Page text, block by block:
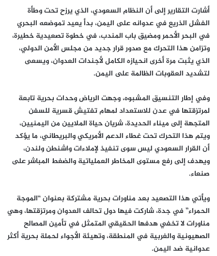
أشارت التقارير إلى أن النظام السعودي، الذي يرزح تحت وطأة
الفشل الذريع في عدوانه على اليمن، بدأ يعيد تموضعه البحري
في البحر الأحمر ومضيق باب المندب، في خطوة تصعيدية خطيرة،
وتزامن هذا التحرك مع صدور قرار جديد من مجلس الأمن الدولي،
الذي يثبت مرة أخرى انحيازه الكامل لأجندات العدوان، ويسعى
لتشديد العقوبات الظالمة على اليمن.
وفي إطار التنسيق المشبوه، وجهت الرياض وحدات بحرية تابعة
لمرتزقتها في عدن للاستعداد لمهام تفتيش قسرية للسفن
المتجهة إلى ميناء الحديدة، شريان حياة الملايين من اليمنيين،
ويتم هذا التحرك تحت غطاء الدعم الأمريكي والبريطاني، ما يؤكد
أن القرار السعودي ليس سوى تنفيذ لإملاءات واشنطن ولندن،
ويهدف إلى رفع مستوى المخاطر العملياتية والضغط المباشر على
صنعاء.
ويأتي هذا التصعيد بعد مناورات بحرية مشتركة بعنوان “الموجة
الحمراء” في جدة، شاركت فيها دول تحالف العدوان ومرتزقتها، وهي
مناورات لا تخفي هدفها الحقيقي المتمثل في تأمين المصالح
الصهيونية والغربية في المنطقة، وتهيئة الأجواء لحملة بحرية أكثر
عدوانية ضد اليمن.